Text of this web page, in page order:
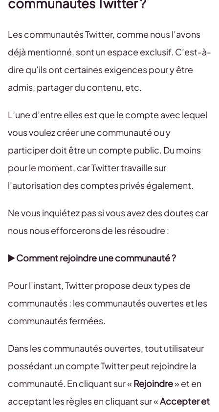
communautés Twitter ?
Les communautés Twitter, comme nous l’avons
déjà mentionné, sont un espace exclusif. C’est-à-
dire qu’ils ont certaines exigences pour y être
admis, partager du contenu, etc.
L’une d’entre elles est que le compte avec lequel
vous voulez créer une communauté ou y
participer doit être un compte public. Du moins
pour le moment, car Twitter travaille sur
l’autorisation des comptes privés également.
Ne vous inquiétez pas si vous avez des doutes car
nous nous efforcerons de les résoudre :
▶️ Comment rejoindre une communauté ?
Pour l’instant, Twitter propose deux types de
communautés : les communautés ouvertes et les
communautés fermées.
Dans les communautés ouvertes, tout utilisateur
possédant un compte Twitter peut rejoindre la
communauté. En cliquant sur « Rejoindre» et en
acceptant les règles en cliquant sur «Accepter et